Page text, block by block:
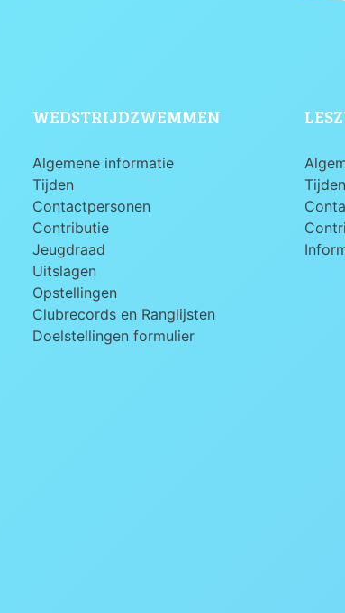
WEDSTRIJDZWEMMEN
Algemene informatie
Tijden
Contactpersonen
Contributie
Jeugdraad
Uitslagen
Opstellingen
Clubrecords en Ranglijsten
Doelstellingen formulier
Tijden